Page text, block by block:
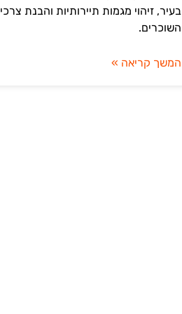
בעיר, זיהוי מגמות תיירותיות והבנת צרכי
השוכרים.
המשך קריאה »